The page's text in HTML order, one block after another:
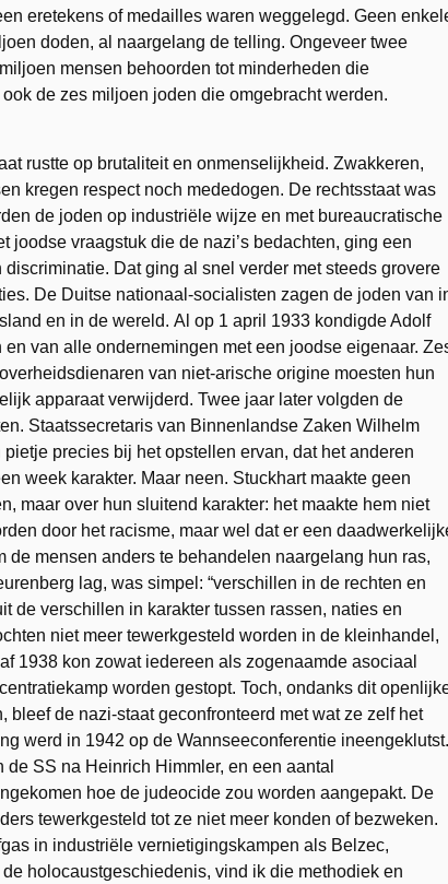
eretekens of medailles waren weggelegd. Geen
doden, al naargelang de telling. Ongeveer twee
mensen behoorden tot minderheden die
de zes miljoen joden die omgebracht werden.
rustte op brutaliteit en onmenselijkheid. Zwakkeren,
kregen respect noch mededogen. De rechtsstaat was
de joden op industriële wijze en met bureaucratische
vraagstuk die de nazi’s bedachten, ging een
Dat ging al snel verder met steeds grovere
De Duitse nationaal-socialisten zagen de joden van
en in de wereld. Al op 1 april 1933 kondigde Adolf
van alle ondernemingen met een joodse eigenaar.
van niet-arische origine moesten hun
apparaat verwijderd. Twee jaar later volgden de
Staatssecretaris van Binnenlandse Zaken Wilhelm
precies bij het opstellen ervan, dat het anderen
week karakter. Maar neen. Stuckhart maakte geen
maar over hun sluitend karakter: het maakte hem niet
door het racisme, maar wel dat er een
mensen anders te behandelen naargelang hun ras,
lag, was simpel: “verschillen in de rechten en
de verschillen in karakter tussen rassen, naties en
niet meer tewerkgesteld worden in de kleinhandel,
1938 kon zowat iedereen als zogenaamde asociaal
worden gestopt. Toch, ondanks dit
de nazi-staat geconfronteerd met wat ze zelf het
werd in 1942 op de Wannseeconferentie ineengeklutst.
SS na Heinrich Himmler, en een aantal
hoe de judeocide zou worden aangepakt. De
tewerkgesteld tot ze niet meer konden of bezweken.
in industriële vernietigingskampen als Belzec,
holocaustgeschiedenis, vind ik die methodiek en